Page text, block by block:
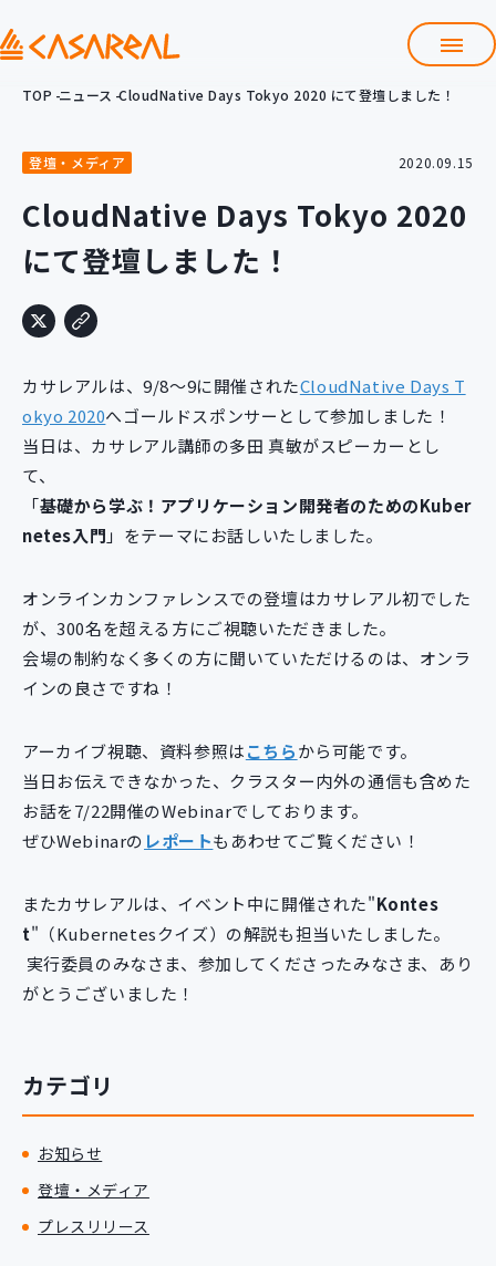
会社情報
サービス
プロダクト開発支援
クラウド導入支援 Git導入支援
システム構築支援
研修サービス
定型コース 新入社員コース
カスタマイズコース 教材購入
新規開発サービス
パッケージ開発
導入事例
イベント・セミナー
ニュース
Contact
TOP ニュース CloudNative Days Tokyo 2020 にて登壇しました！
登壇・メディア 2020.09.15
CloudNative Days Tokyo 2020
にて登壇しました！
カサレアルは、9/8～9に開催されたCloudNative Days T
okyo 2020へゴールドスポンサーとして参加しました！
当日は、カサレアル講師の多田 真敏がスピーカーとし
て、
「基礎から学ぶ！アプリケーション開発者のためのKuber
netes入門 」をテーマにお話しいたしました。
オンラインカンファレンスでの登壇はカサレアル初でした
が、300名を超える方にご視聴いただきました。
会場の制約なく多くの方に聞いていただけるのは、オンラ
インの良さですね！
アーカイブ視聴、資料参照はこちらから可能です。
当日お伝えできなかった、クラスター内外の通信も含めた
お話を7/22開催のWebinarでしております。
ぜひWebinarの レポートもあわせてご覧ください！
またカサレアルは、イベント中に開催された"Kontes
t"（Kubernetesクイズ）の解説も担当いたしました。
実行委員のみなさま、参加してくださったみなさま、あり
がとうございました！
カテゴリ
お知らせ
登壇・メディア
プレスリリース